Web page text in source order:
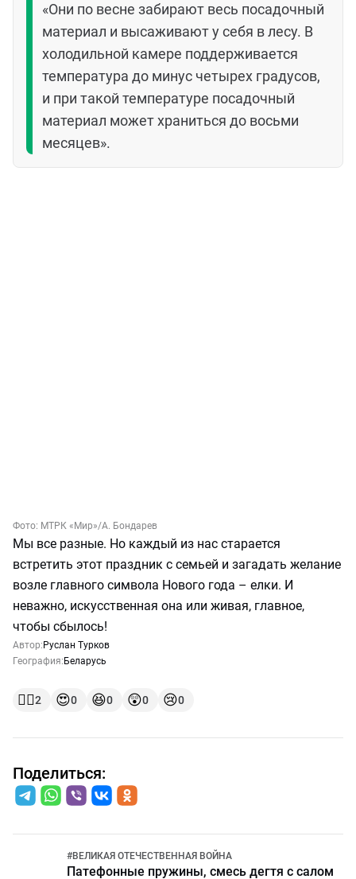
«Они по весне забирают весь посадочный
материал и высаживают у себя в лесу. В
холодильной камере поддерживается
температура до минус четырех градусов,
и при такой температуре посадочный
материал может храниться до восьми
месяцев».
Фото: МТРК «Мир»/А. Бондарев
Мы все разные. Но каждый из нас старается
встретить этот праздник с семьей и загадать желание
возле главного символа Нового года – елки. И
неважно, искусственная она или живая, главное,
чтобы сбылось!
Автор: Руслан Турков
География: Беларусь
👍🏻2 😍0 😆0 😲0 😢0
Поделиться:
#ВЕЛИКАЯ ОТЕЧЕСТВЕННАЯ ВОЙНА
Патефонные пружины, смесь дегтя с салом